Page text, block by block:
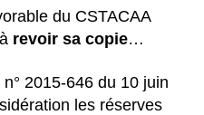
du CSTACAA
revoir sa copie…
2015-646 du 10 juin
les réserves